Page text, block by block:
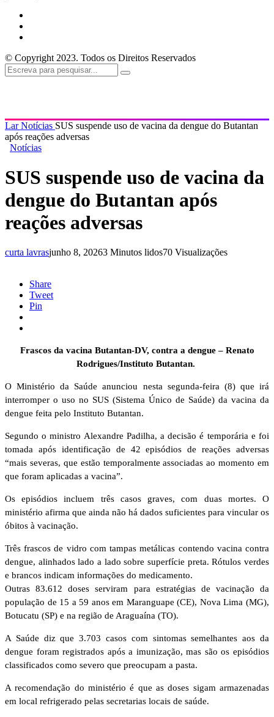
© Copyright 2023. Todos os Direitos Reservados
LarNotícias SUS suspende uso de vacina da dengue do Butantan
após reações adversas
Notícias
SUS suspende uso de vacina da
dengue do Butantan após
reações adversas
curta lavrasjunho 8, 20263 Minutos lidos70 Visualizações
Share
Tweet
Pin
Frascos da vacina Butantan-DV, contra a dengue – Renato
Rodrigues/Instituto Butantan.
O Ministério da Saúde anunciou nesta segunda-feira (8) que irá
interromper o uso no SUS (Sistema Único de Saúde) da vacina da
dengue feita pelo Instituto Butantan.
Segundo o ministro Alexandre Padilha, a decisão é temporária e foi
tomada após identificação de 42 episódios de reações adversas
“mais severas, que estão temporalmente associadas ao momento em
que foram aplicadas a vacina”.
Os episódios incluem três casos graves, com duas mortes. O
ministério afirma que ainda não há dados suficientes para vincular os
óbitos à vacinação.
Três frascos de vidro com tampas metálicas contendo vacina contra
dengue, alinhados lado a lado sobre superfície preta. Rótulos verdes
e brancos indicam informações do medicamento.
Outras 83.612 doses serviram para estratégias de vacinação da
população de 15 a 59 anos em Maranguape (CE), Nova Lima (MG),
Botucatu (SP) e na região de Araguaína (TO).
A Saúde diz que 3.703 casos com sintomas semelhantes aos da
dengue foram registrados após a imunização, mas são os episódios
classificados como severo que preocupam a pasta.
A recomendação do ministério é que as doses sigam armazenadas
em local refrigerado pelas secretarias locais de saúde.